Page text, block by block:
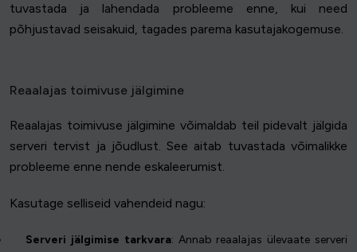
tuvastada ja lahendada probleeme enne, kui need
põhjustavad seisakuid, tagades parema kasutajakogemuse.
Reaalajas toimivuse jälgimine
Reaalajas toimivuse jälgimine võimaldab teil pidevalt jälgida
serveri tervist ja jõudlust. See aitab tuvastada võimalikke
probleeme enne nende eskaleerumist.
Kasutage selliseid vahendeid nagu:
Serveri jälgimise tarkvara: Annab reaalajas ülevaate serveri